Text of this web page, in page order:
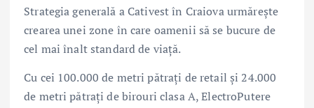
Strategia generală a Cativest în Craiova urmărește
crearea unei zone în care oamenii să se bucure de
cel mai înalt standard de viață.
Cu cei 100.000 de metri pătrați de retail și 24.000
de metri pătrați de birouri clasa A, ElectroPutere